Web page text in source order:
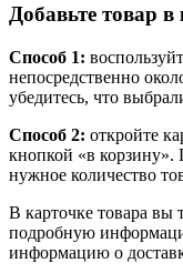
Добавьте товар в
Способ 1:
непосредственно
убедитесь, что
Способ 2: откройте
кнопкой «в корзину».
нужное количество
В карточке товара вы
подробную
информацию о